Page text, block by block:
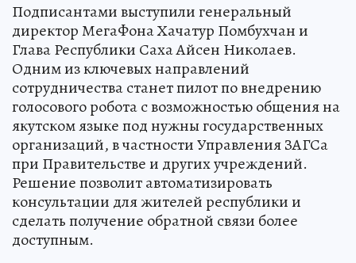
Подписантами выступили генеральный
директор МегаФона Хачатур Помбухчан и
Глава Республики Саха Айсен Николаев.
Одним из ключевых направлений
сотрудничества станет пилот по внедрению
голосового робота с возможностью общения на
якутском языке под нужны государственных
организаций, в частности Управления ЗАГСа
при Правительстве и других учреждений.
Решение позволит автоматизировать
консультации для жителей республики и
сделать получение обратной связи более
доступным.